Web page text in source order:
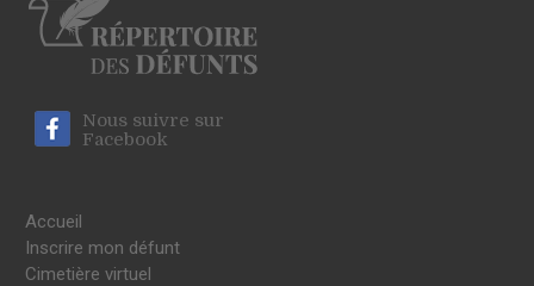
Nous suivre sur
Facebook
Accueil
Inscrire mon défunt
Cimetière virtuel